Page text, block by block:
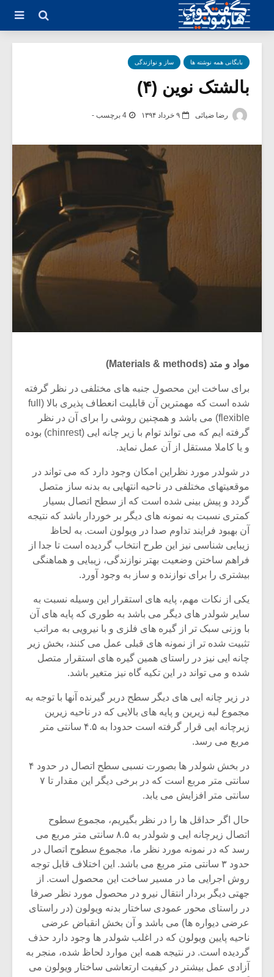
بایگانی همه نوشته ها ساز و نوازندگی
بالشتک نوین (۴)
رضا ضیائی ۹ خرداد ۱۳۹۴ 4 برچسب -
مواد و متد (Materials & methods)
برای ساخت این محصول جنبه های مختلفی در نظر گرفته
شده است که مهمترین آن قابلیت انعطاف پذیری بالا (full
flexible) می باشد و همچنین روشی را برای آن در نظر
گرفته ایم که می تواند توام با زیر چانه ایی (chinrest) بوده
و یا کاملا مستقل از آن عمل نماید.
در شولدر مورد نظراین امکان وجود دارد که می تواند در
موقعیتهای مختلفی در ناحیه انتهایی به بدنه ساز متصل
گردد و پیش بینی شده است که از سطح اتصال بسیار
کمتری نسبت به نمونه های دیگر بر خوردار باشد که نتیجه
آن بهبود فرایند تداوم صدا در ویولون است. به لحاظ
زیبایی شناسی نیز این طرح انتخاب گردیده است تا جدا از
فراهم ساختن وضعیت بهتر نوازندگی، زیبایی و هماهنگی
بیشتری را برای نوازنده و ساز به وجود آورد.
یکی از نکات مهم، پایه های استقرار این وسیله نسبت به
سایر شولدر های دیگر می باشد به طوری که پایه های آن
با وزنی سبک تر از گیره های فلزی و با نیرویی به مراتب
تثبیت شده تر از نمونه های قبلی عمل می کنند، بخش زیر
چانه ایی نیز در راستای همین گیره های استقرار متصل
شده و می تواند در این تکیه گاه نیز متغیر باشد.
در زیر چانه ایی های دیگر سطح دربر گیرنده آنها با توجه به
مجموع لبه زیرین و پایه های بالایی که در ناحیه زیرین
زیرچانه ایی قرار گرفته است حدودا به ۴.۵ سانتی متر
مربع می رسد.
در بخش شولدر ها بصورت نسبی سطح اتصال در حدود ۴
سانتی متر مربع است که در برخی دیگر این مقدار تا ۷
سانتی متر افزایش می یابد.
حال اگر حداقل ها را در نظر بگیریم، مجموع سطوح
اتصال زیرچانه ایی و شولدر به ۸.۵ سانتی متر مربع می
رسد که در نمونه مورد نظر ما، مجموع سطوح اتصال در
حدود ۳ سانتی متر مربع می باشد. این اختلاف قابل توجه
روش اجرایی ما در مسیر ساخت این محصول است. از
جهتی دیگر بردار انتقال نیرو در محصول مورد نظر صرفا
در راستای محور عمودی ساختار بدنه ویولون (در راستای
عرضی دیواره ها) می باشد و آن بخش انقباض عرضی
ناحیه پایین ویولون که در اغلب شولدر ها وجود دارد حذف
گردیده است. در نتیجه همه این موارد لحاظ شده، منجر به
آزادی عمل بیشتر در کیفیت ارتعاشی ساختار ویولون می
یادداشتی بر موسیقی
متن فیلم «متری
شیش و نیم»
اگر نمی توانی
مشهورترین باشی،
بدنام ترین باش
برگزار
سکانسی